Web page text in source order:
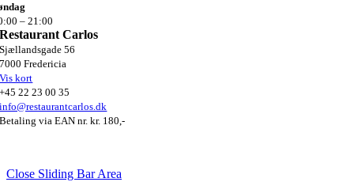
–21:00
Restaurant Carlos
Sjællandsgade 56
7000 Fredericia
Vis kort
+45 22 23 00 35
info@restaurantcarlos.dk
Betaling via EAN nr. kr. 180,-
Close Sliding Bar Area